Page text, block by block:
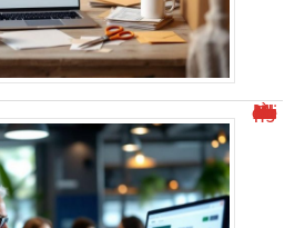
À quelle heure les virements bancaires passent Crédit Agricole ?